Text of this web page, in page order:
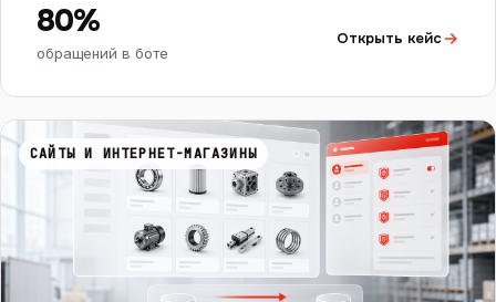
80%
обращений в боте
Открыть кейс
САЙТЫ И ИНТЕРНЕТ-МАГАЗИНЫ